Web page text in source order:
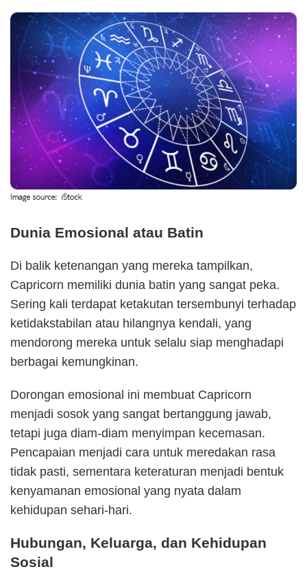
Dunia Emosional atau Batin
Di balik ketenangan yang mereka tampilkan,
Capricorn memiliki dunia batin yang sangat peka.
Sering kali terdapat ketakutan tersembunyi terhadap
ketidakstabilan atau hilangnya kendali, yang
mendorong mereka untuk selalu siap menghadapi
berbagai kemungkinan.
Dorongan emosional ini membuat Capricorn
menjadi sosok yang sangat bertanggung jawab,
tetapi juga diam-diam menyimpan kecemasan.
Pencapaian menjadi cara untuk meredakan rasa
tidak pasti, sementara keteraturan menjadi bentuk
kenyamanan emosional yang nyata dalam
kehidupan sehari-hari.
Hubungan, Keluarga, dan Kehidupan
Sosial